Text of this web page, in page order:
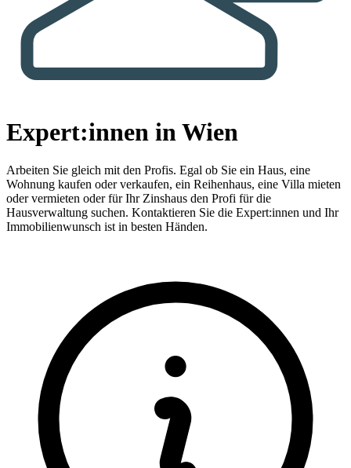
Expert:innen in Wien
Arbeiten Sie gleich mit den Profis. Egal ob Sie ein Haus, eine
Wohnung kaufen oder verkaufen, ein Reihenhaus, eine Villa mieten
oder vermieten oder für Ihr Zinshaus den Profi für die
Hausverwaltung suchen. Kontaktieren Sie die Expert:innen und Ihr
Immobilienwunsch ist in besten Händen.